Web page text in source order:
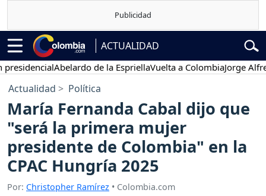
ACTUALIDAD
Abelardo de la EspriellaVuelta a ColombiaJorge Alfredo
Actualidad Política
María Fernanda Cabal dijo que
"será la primera mujer
presidente de Colombia" en la
CPAC Hungría 2025
Por: Christopher Ramírez • Colombia.com